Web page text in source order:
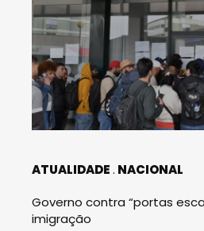
ATUALIDADE NACIONAL
Governo contra “portas
imigração